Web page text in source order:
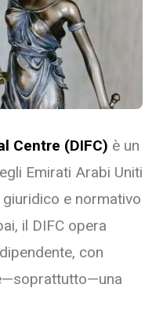
Centre (DIFC) è un
Emirati Arabi Uniti
e normativo
il DIFC opera
con